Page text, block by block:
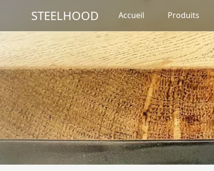
STEELHOOD Accueil Produits